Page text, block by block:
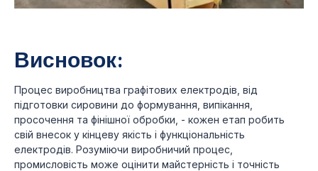
Висновок:
Процес виробництва графітових електродів, від
підготовки сировини до формування, випікання,
просочення та фінішної обробки, - кожен етап робить
свій внесок у кінцеву якість і функціональність
електродів. Розуміючи виробничий процес,
промисловість може оцінити майстерність і точність